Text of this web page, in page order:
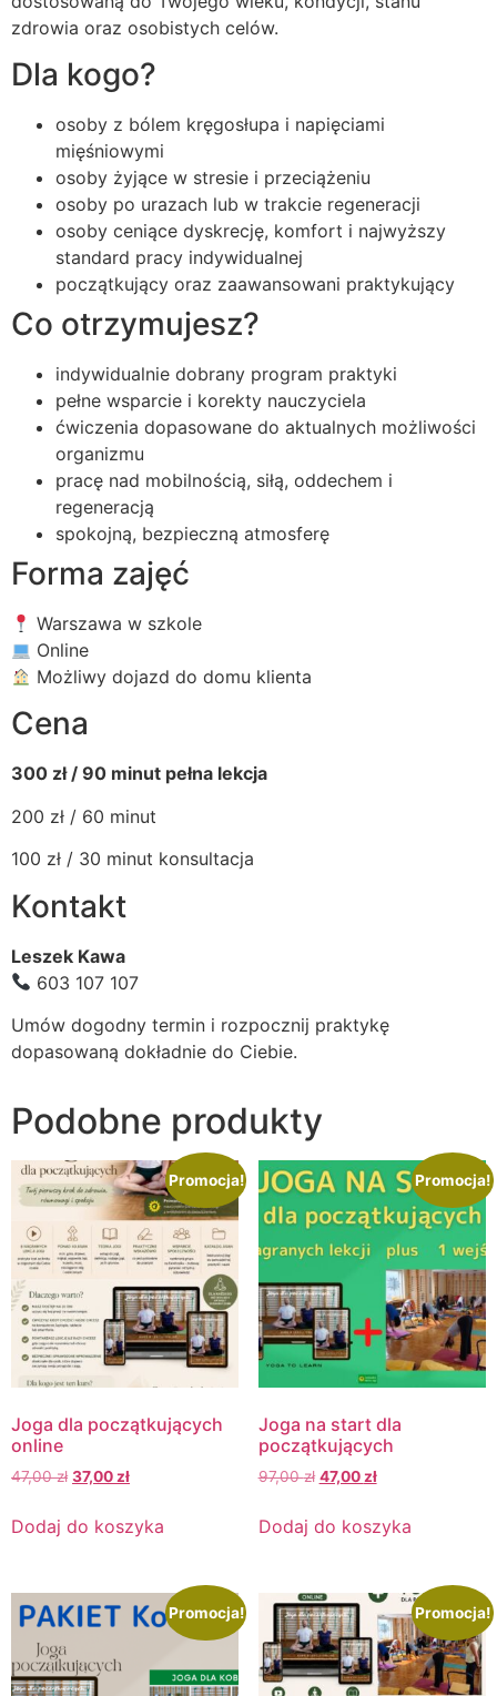
zdrowia oraz osobistych celów.
Dla kogo?
osoby z bólem kręgosłupa i napięciami
mięśniowymi
osoby żyjące w stresie i przeciążeniu
osoby po urazach lub w trakcie regeneracji
osoby ceniące dyskrecję, komfort i najwyższy
standard pracy indywidualnej
początkujący oraz zaawansowani praktykujący
Co otrzymujesz?
indywidualnie dobrany program praktyki
pełne wsparcie i korekty nauczyciela
ćwiczenia dopasowane do aktualnych możliwości
organizmu
pracę nad mobilnością, siłą, oddechem i
regeneracją
spokojną, bezpieczną atmosferę
Forma zajęć
Warszawa w szkole
Online
Możliwy dojazd do domu klienta
Cena
300 zł / 90 minut pełna lekcja
200 zł / 60 minut
100 zł / 30 minut konsultacja
Kontakt
Leszek Kawa
603 107 107
Umów dogodny termin i rozpocznij praktykę
dopasowaną dokładnie do Ciebie.
Podobne produkty
Promocja!
Joga dla początkujących
online
47,00zł 37,00zł
Dodaj do koszyka
Promocja!
Joga na start dla
początkujących
97,00zł 47,00zł
Dodaj do koszyka
Promocja! Promocja!